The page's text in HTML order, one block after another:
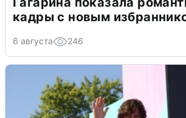
кадры с новым
6 августа 246